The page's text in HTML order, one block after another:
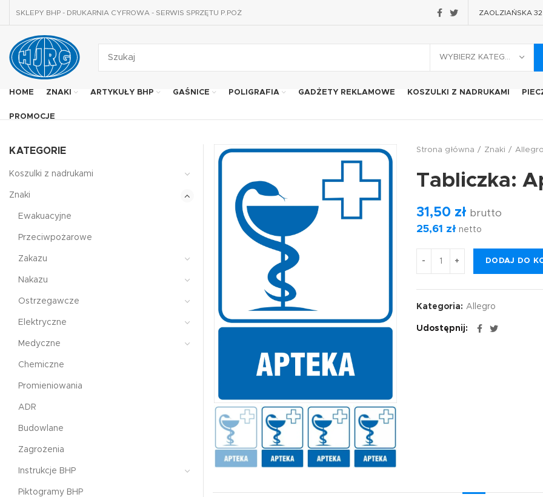
SKLEPY BHP - DRUKARNIA CYFROWA - SERWIS SPRZĘTU P.POŻ ZAOLZIAŃSKA
HOME ZNAKI ARTYKUŁY BHP GAŚNICE POLIGRAFIA GADŻETY REKLAMOWE KOSZULKI Z NADRUKAMI
PROMOCJE
Strona główna Znaki
Tabliczka:
31,50 zł brutto
25,61 zł netto
DODAJ DO
Kategoria: Allegro
Udostępnij
KATEGORIE
Koszulki z nadrukami
Znaki
Ewakuacyjne
Przeciwpożarowe
Zakazu
Nakazu
Ostrzegawcze
Elektryczne
Medyczne
Chemiczne
Promieniowania
ADR
Budowlane
Zagrożenia
Instrukcje BHP
Piktogramy BHP